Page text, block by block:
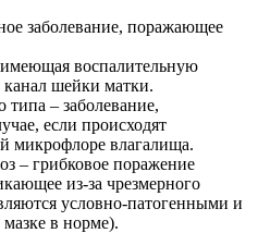
заболевание, поражающее
воспалительную
шейки матки.
типа – заболевание,
если происходят
микрофлоре влагалища.
– грибковое поражение
из-за чрезмерного
условно-патогенными и
мазке в норме).